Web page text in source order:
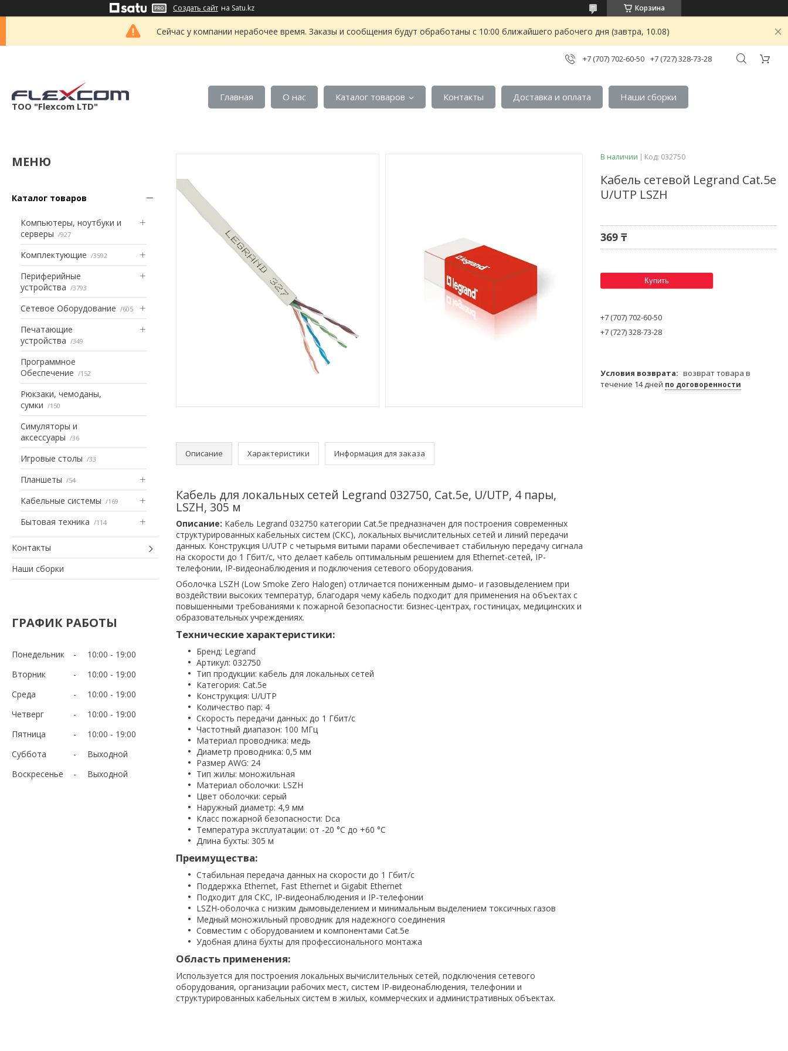
Создать сайт на Satu.kz Корзина
Сейчас у компании нерабочее время. Заказы и сообщения будут обработаны с 10:00 ближайшего рабочего дня (завтра, 10.08)
+7 (707) 702-60-50 +7 (727) 328-73-28
ТОО "Flexcom LTD"
Главная О нас Каталог товаров Контакты Доставка и оплата Наши сборки
Каталог товаров
Компьютеры, ноутбуки и
серверы
927
Комплектующие 3592
Периферийные
устройства
3793
Сетевое Оборудование 605
Печатающие
устройства
349
Программное
Обеспечение
152
Рюкзаки, чемоданы,
сумки
150
Симуляторы и
аксессуары
36
Игровые столы 33
Планшеты 54
Кабельные системы 169
Бытовая техника 114
Контакты
Наши сборки
ГРАФИК РАБОТЫ
Понедельник 10:00
19:00
Вторник
10:00
19:00
Среда
10:00
19:00
Четверг
10:00
19:00
Пятница
10:00
19:00
Суббота
Выходной
Воскресенье
Выходной
Описание Характеристики Информация для заказа
Кабель для локальных сетей Legrand 032750, Cat.5e, U/UTP, 4 пары,
LSZH, 305 м
Описание: Кабель Legrand 032750 категории Cat.5e предназначен для построения современных
структурированных кабельных систем (СКС), локальных вычислительных сетей и линий передачи
данных. Конструкция U/UTP с четырьмя витыми парами обеспечивает стабильную передачу сигнала
на скорости до 1 Гбит/с, что делает кабель оптимальным решением для Ethernet-сетей, IP-
телефонии, IP-видеонаблюдения и подключения сетевого оборудования.
Оболочка LSZH (Low Smoke Zero Halogen) отличается пониженным дымо- и газовыделением при
воздействии высоких температур, благодаря чему кабель подходит для применения на объектах с
повышенными требованиями к пожарной безопасности: бизнес-центрах, гостиницах, медицинских и
образовательных учреждениях.
Технические характеристики:
Бренд: Legrand
Артикул: 032750
Тип продукции: кабель для локальных сетей
Категория: Cat.5e
Конструкция: U/UTP
Количество пар: 4
Скорость передачи данных: до 1 Гбит/с
Частотный диапазон: 100 МГц
Материал проводника: медь
Диаметр проводника: 0,5 мм
Размер AWG: 24
Тип жилы: моножильная
Материал оболочки: LSZH
Цвет оболочки: серый
Наружный диаметр: 4,9 мм
Класс пожарной безопасности: Dca
Температура эксплуатации: от -20 °C до +60 °C
Длина бухты: 305 м
Преимущества:
Стабильная передача данных на скорости до 1 Гбит/с
Поддержка Ethernet, Fast Ethernet и Gigabit Ethernet
Подходит для СКС, IP-видеонаблюдения и IP-телефонии
LSZH-оболочка с низким дымовыделением и минимальным выделением токсичных газов
Медный моножильный проводник для надежного соединения
Совместим с оборудованием и компонентами Cat.5e
Удобная длина бухты для профессионального монтажа
Область применения:
Используется для построения локальных вычислительных сетей, подключения сетевого
оборудования, организации рабочих мест, систем IP-видеонаблюдения, телефонии и
структурированных кабельных систем в жилых, коммерческих и административных объектах.
В наличии Код: 032750
Кабель сетевой Legrand Cat.5e
U/UTP LSZH
369 ₸
Купить
+7 (707) 702-60-50
+7 (727) 328-73-28
возврат товара в
течение 14 дней по договоренности